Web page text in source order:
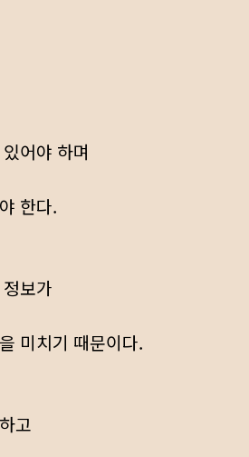
어야 하며
한다.
보가
미치기 때문이다.
고